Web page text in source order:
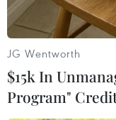
#SEA Games 26
JG Wentworth
$15k In
Program"